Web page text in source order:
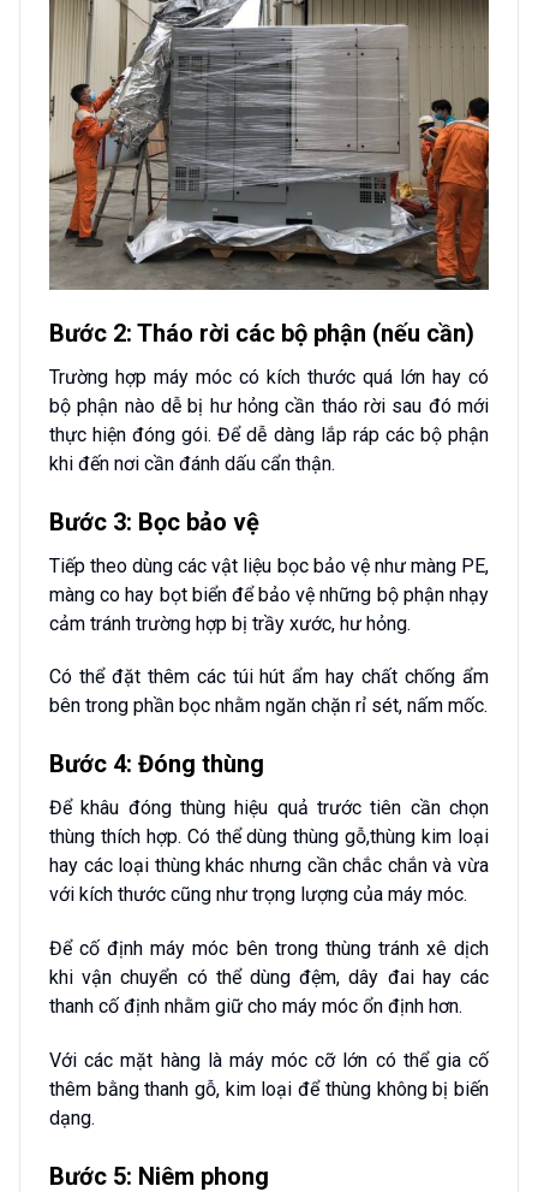
Bước 2: Tháo rời các bộ phận (nếu cần)
Trường hợp máy móc có kích thước quá lớn hay có
bộ phận nào dễ bị hư hỏng cần tháo rời sau đó mới
thực hiện đóng gói. Để dễ dàng lắp ráp các bộ phận
khi đến nơi cần đánh dấu cẩn thận.
Bước 3: Bọc bảo vệ
Tiếp theo dùng các vật liệu bọc bảo vệ như màng PE,
màng co hay bọt biển để bảo vệ những bộ phận nhạy
cảm tránh trường hợp bị trầy xước, hư hỏng.
Có thể đặt thêm các túi hút ẩm hay chất chống ẩm
bên trong phần bọc nhằm ngăn chặn rỉ sét, nấm mốc.
Bước 4: Đóng thùng
Để khâu đóng thùng hiệu quả trước tiên cần chọn
thùng thích hợp. Có thể dùng thùng gỗ,thùng kim loại
hay các loại thùng khác nhưng cần chắc chắn và vừa
với kích thước cũng như trọng lượng của máy móc.
Để cố định máy móc bên trong thùng tránh xê dịch
khi vận chuyển có thể dùng đệm, dây đai hay các
thanh cố định nhằm giữ cho máy móc ổn định hơn.
Với các mặt hàng là máy móc cỡ lớn có thể gia cố
thêm bằng thanh gỗ, kim loại để thùng không bị biến
dạng.
Bước 5: Niêm phong